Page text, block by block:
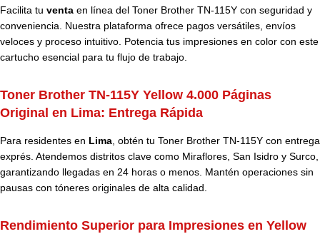
Facilita tu venta en línea del Toner Brother TN-115Y con seguridad y
conveniencia. Nuestra plataforma ofrece pagos versátiles, envíos
veloces y proceso intuitivo. Potencia tus impresiones en color con este
cartucho esencial para tu flujo de trabajo.
Toner Brother TN-115Y Yellow 4.000 Páginas
Original en Lima: Entrega Rápida
Para residentes en Lima, obtén tu Toner Brother TN-115Y con entrega
exprés. Atendemos distritos clave como Miraflores, San Isidro y Surco,
garantizando llegadas en 24 horas o menos. Mantén operaciones sin
pausas con tóneres originales de alta calidad.
Rendimiento Superior para Impresiones en Yellow